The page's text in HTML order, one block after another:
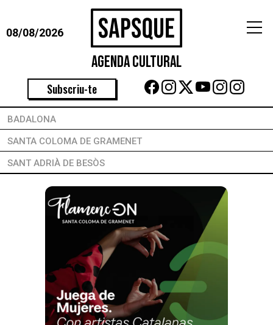
08/08/2026
Agenda Cultural
Subscriu-te
BADALONA
SANTA COLOMA DE GRAMENET
SANT ADRIÀ DE BESÒS